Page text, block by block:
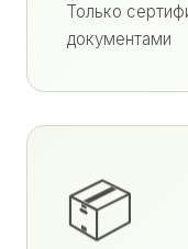
Только
документами
📦